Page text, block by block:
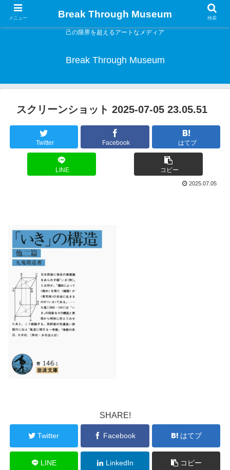
己の限界を超えるアートなメディア
Break Through Museum
スクリーンショット 2025-07-05 23.05.51
Twitter Facebook はてブ
LINE コピー
2025.07.05
SHARE!
Twitter Facebook はてブ
LINE LinkedIn コピー
メニュー Break Through Museum 検索